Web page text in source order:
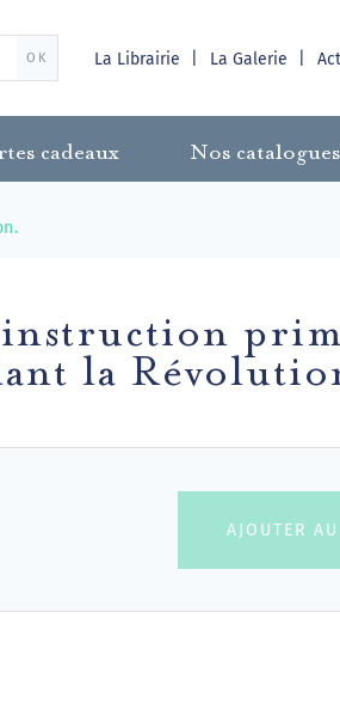
OK La Librairie La Galerie
cadeaux Nos catalogues
la
AJOUTER